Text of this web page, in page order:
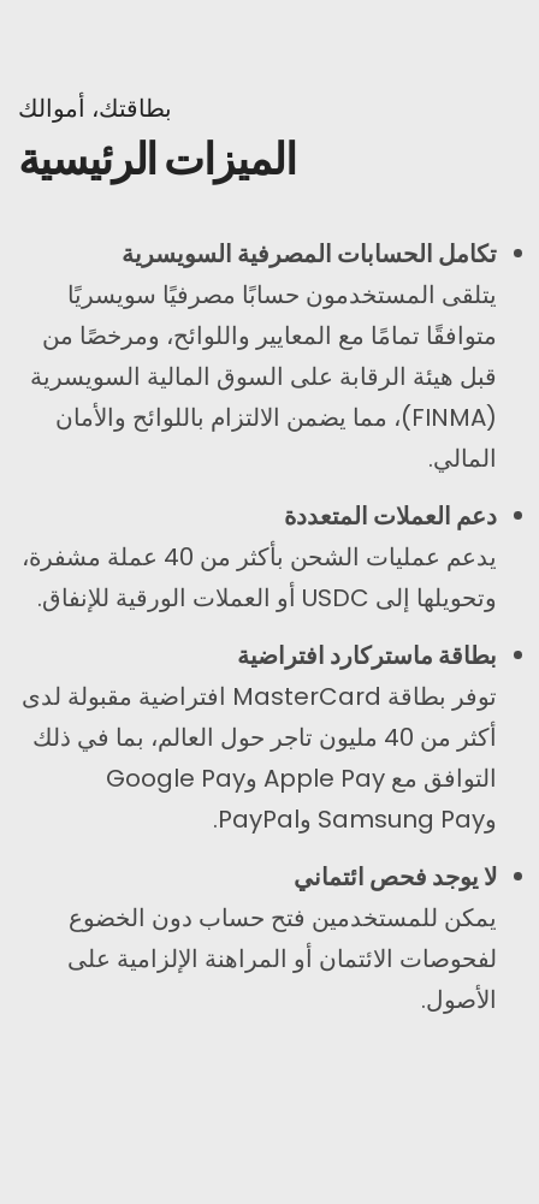
بطاقتك، أموالك
الميزات الرئيسية
تكامل الحسابات المصرفية السويسرية
يتلقى المستخدمون حسابًا مصرفيًا سويسريًا
متوافقًا تمامًا مع المعايير واللوائح، ومرخصًا من
قبل هيئة الرقابة على السوق المالية السويسرية
(FINMA)، مما يضمن الالتزام باللوائح والأمان
المالي.
دعم العملات المتعددة
يدعم عمليات الشحن بأكثر من 40 عملة مشفرة،
وتحويلها إلى USDC أو العملات الورقية للإنفاق.
بطاقة ماستركارد افتراضية
توفر بطاقة MasterCard افتراضية مقبولة لدى
أكثر من 40 مليون تاجر حول العالم، بما في ذلك
التوافق مع Apple Pay وGoogle Pay
وSamsung Pay وPayPal.
لا يوجد فحص ائتماني
يمكن للمستخدمين فتح حساب دون الخضوع
لفحوصات الائتمان أو المراهنة الإلزامية على
الأصول.